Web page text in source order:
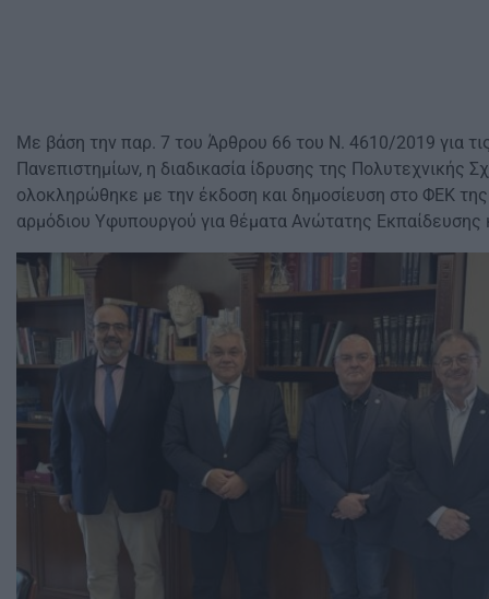
Mε βάση την παρ. 7 του Άρθρου 66 του Ν. 4610/2019 για
Πανεπιστημίων, η διαδικασία ίδρυσης της Πολυτεχνικής
ολοκληρώθηκε με την έκδοση και δημοσίευση στο ΦΕΚ
αρμόδιου Υφυπουργού για θέματα Ανώτατης